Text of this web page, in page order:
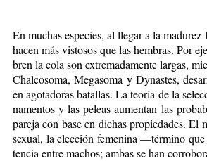
En mu­chas es­pe­cies, al lle­gar a la ma­du­rez
ha­cen más vis­to­sos que las hem­bras. Por
bren la co­la son ex­tre­ma­da­men­te lar­gas,
Chal­co­so­ma, Me­ga­so­ma y Dy­nas­tes,
en ago­ta­do­ras ba­ta­llas. La teo­ría de la
na­men­tos y las pe­leas au­men­tan las
pa­re­ja con ba­se en di­chas pro­pie­da­des. El
se­xual, la elec­ción fe­me­ni­na —tér­mi­no
ten­cia en­tre ma­chos; am­bas se han